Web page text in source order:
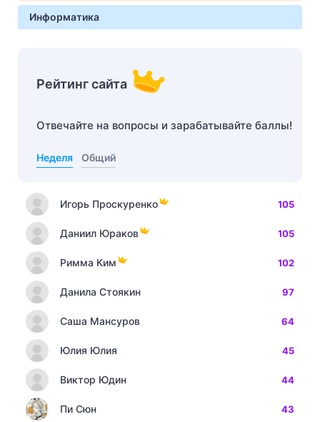
Информатика
Рейтинг сайта
Отвечайте на вопросы и зарабатывайте баллы!
Неделя Общий
Игорь Проскуренко 105
Даниил Юраков 105
Римма Ким 102
Данила Стоякин 97
Саша Мансуров 64
Юлия Юлия 45
Виктор Юдин 44
Пи Сюн 43